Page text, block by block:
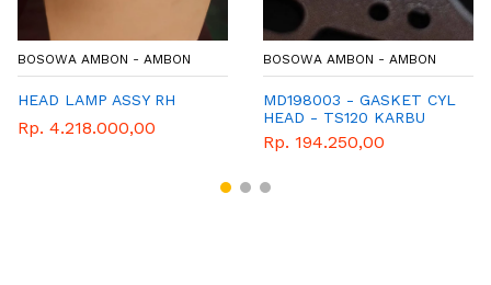
BOSOWA AMBON - AMBON
HEAD LAMP ASSY RH
Rp. 4.218.000,00
BOSOWA AMBON - AMBON
MD198003 - GASKET CYL
HEAD - TS120 KARBU
Rp. 194.250,00